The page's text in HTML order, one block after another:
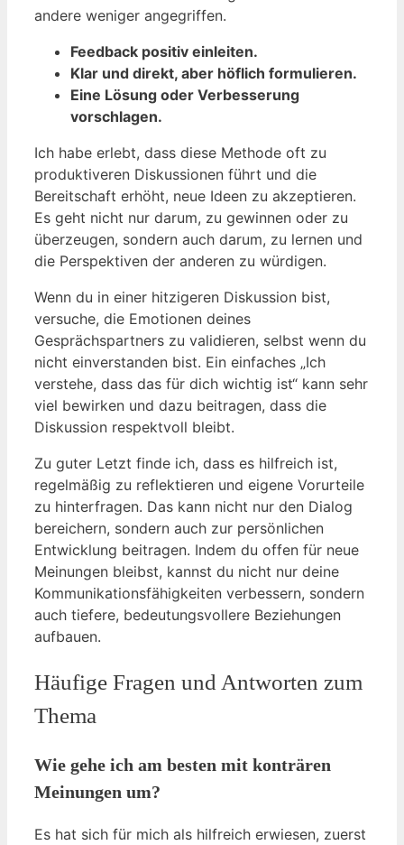
andere weniger angegriffen.
Feedback positiv einleiten.
Klar und direkt, aber höflich formulieren.
Eine Lösung oder Verbesserung
vorschlagen.
Ich habe erlebt, dass diese Methode oft zu
produktiveren Diskussionen führt und die
Bereitschaft erhöht, neue Ideen zu akzeptieren.
Es geht nicht nur darum, zu gewinnen oder zu
überzeugen, sondern auch darum, zu lernen und
die Perspektiven der anderen zu würdigen.
Wenn du in einer hitzigeren Diskussion bist,
versuche, die Emotionen deines
Gesprächspartners zu validieren, selbst wenn du
nicht einverstanden bist. Ein einfaches „Ich
verstehe, dass das für dich wichtig ist“ kann sehr
viel bewirken und dazu beitragen, dass die
Diskussion respektvoll bleibt.
Zu guter Letzt finde ich, dass es hilfreich ist,
regelmäßig zu reflektieren und eigene Vorurteile
zu hinterfragen. Das kann nicht nur den Dialog
bereichern, sondern auch zur persönlichen
Entwicklung beitragen. Indem du offen für neue
Meinungen bleibst, kannst du nicht nur deine
Kommunikationsfähigkeiten verbessern, sondern
auch tiefere, bedeutungsvollere Beziehungen
aufbauen.
Häufige Fragen und Antworten zum
Thema
Wie gehe ich am besten mit konträren
Meinungen um?
Es hat sich für mich als hilfreich erwiesen, zuerst